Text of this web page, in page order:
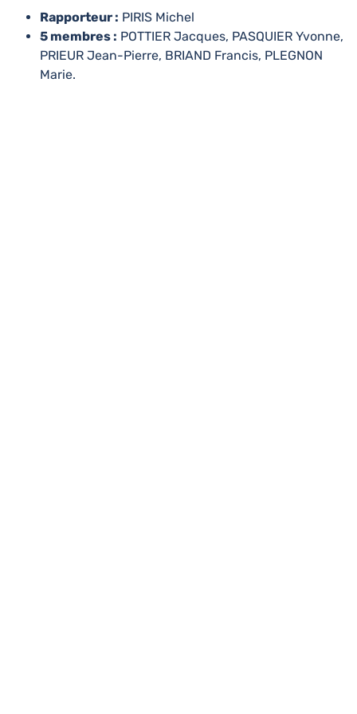
Rapporteur : PIRIS Michel
5 membres : POTTIER Jacques, PASQUIER Yvonne,
PRIEUR Jean-Pierre, BRIAND Francis, PLEGNON
Marie.